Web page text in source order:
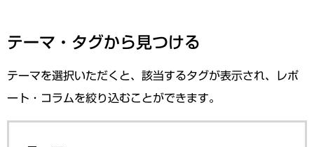
テーマ・タグから見つける
テーマを選択いただくと、該当するタグが表示され、レポ
ート・コラムを絞り込むことができます。